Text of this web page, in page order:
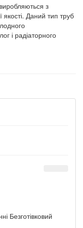
з
якості. Даний тип труб
і радіаторного
Безготівковий